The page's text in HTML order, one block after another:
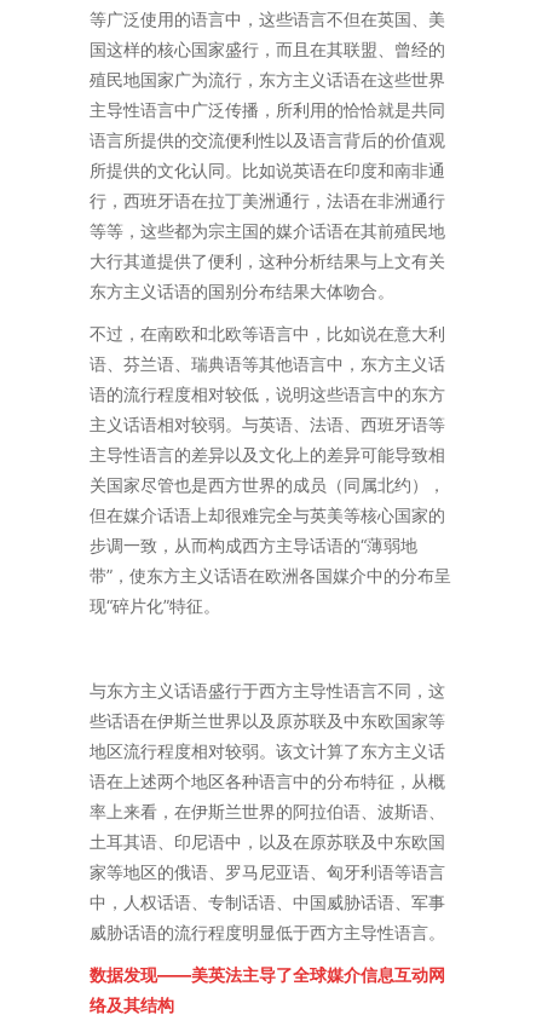
等广泛使用的语言中，这些语言不但在英国、美
国这样的核心国家盛行，而且在其联盟、曾经的
殖民地国家广为流行，东方主义话语在这些世界
主导性语言中广泛传播，所利用的恰恰就是共同
语言所提供的交流便利性以及语言背后的价值观
所提供的文化认同。比如说英语在印度和南非通
行，西班牙语在拉丁美洲通行，法语在非洲通行
等等，这些都为宗主国的媒介话语在其前殖民地
大行其道提供了便利，这种分析结果与上文有关
东方主义话语的国别分布结果大体吻合。
不过，在南欧和北欧等语言中，比如说在意大利
语、芬兰语、瑞典语等其他语言中，东方主义话
语的流行程度相对较低，说明这些语言中的东方
主义话语相对较弱。与英语、法语、西班牙语等
主导性语言的差异以及文化上的差异可能导致相
关国家尽管也是西方世界的成员（同属北约），
但在媒介话语上却很难完全与英美等核心国家的
步调一致，从而构成西方主导话语的“薄弱地
带”，使东方主义话语在欧洲各国媒介中的分布呈
现“碎片化”特征。
与东方主义话语盛行于西方主导性语言不同，这
些话语在伊斯兰世界以及原苏联及中东欧国家等
地区流行程度相对较弱。该文计算了东方主义话
语在上述两个地区各种语言中的分布特征，从概
率上来看，在伊斯兰世界的阿拉伯语、波斯语、
土耳其语、印尼语中，以及在原苏联及中东欧国
家等地区的俄语、罗马尼亚语、匈牙利语等语言
中，人权话语、专制话语、中国威胁话语、军事
威胁话语的流行程度明显低于西方主导性语言。
数据发现——美英法主导了全球媒介信息互动网
络及其结构